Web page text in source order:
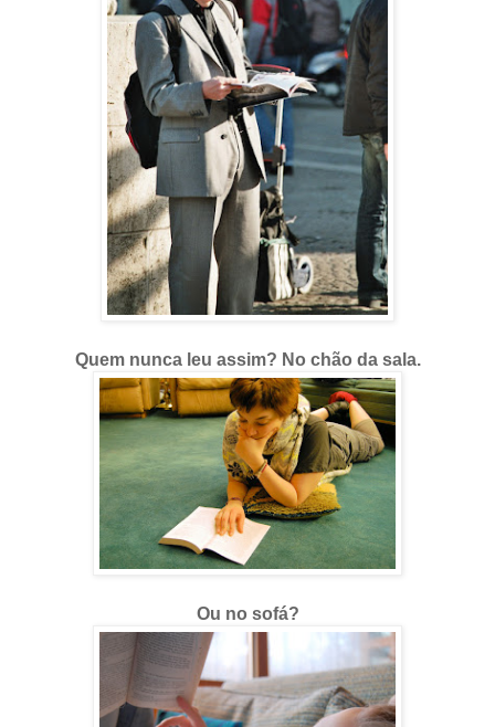
Quem nunca leu assim? No chão da sala.
Ou no sofá?